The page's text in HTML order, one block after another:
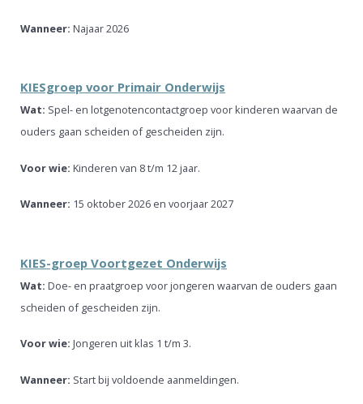
Wanneer: Najaar 2026
KIESgroep voor Primair Onderwijs
Wat: Spel- en lotgenotencontactgroep voor kinderen waarvan de
ouders gaan scheiden of gescheiden zijn.
Voor wie: Kinderen van 8 t/m 12 jaar.
Wanneer: 15 oktober 2026 en voorjaar 2027
KIES-groep Voortgezet Onderwijs
Wat: Doe- en praatgroep voor jongeren waarvan de ouders gaan
scheiden of gescheiden zijn.
Voor wie: Jongeren uit klas 1 t/m 3.
Wanneer: Start bij voldoende aanmeldingen.